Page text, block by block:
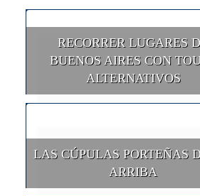
RECORRER LUGARES
BUENOS AIRES CON
ALTERNATIVOS
LAS CÚPULAS PORTEÑAS
ARRIBA